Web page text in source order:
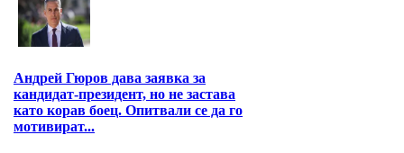
Андрей Гюров дава заявка за
кандидат-президент, но не застава
като корав боец. Опитвали се да го
мотивират...